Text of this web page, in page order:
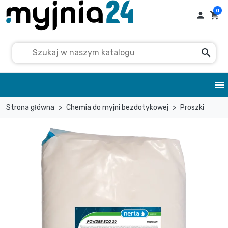
search
 shopping_cart
0
menu
Strona główna Chemia do myjni bezdotykowej Proszki